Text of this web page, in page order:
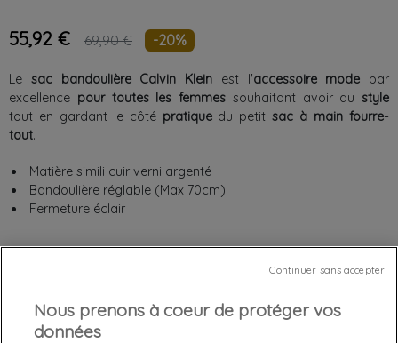
55,92 € 69,90 € -20%
Le sac bandoulière Calvin Klein est l'accessoire mode par
excellence pour toutes les femmes souhaitant avoir du style
tout en gardant le côté pratique du petitsac à main fourre-
tout.
Matière simili cuir verni argenté
Bandoulière réglable (Max 70cm)
Fermeture éclair
Nous prenons à coeur de protéger vos
données
Continuer sans accepter